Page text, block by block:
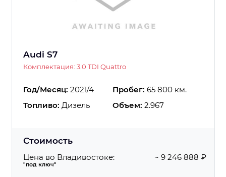
Audi S7
Комплектация: 3.0 TDI Quattro
Год/Месяц: 2021/4 Пробег: 65 800 км.
Топливо: Дизель Объем: 2.967
Стоимость
Цена во Владивостоке:
"под ключ"
~ 9 246 888 ₽